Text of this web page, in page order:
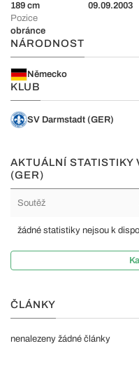
189 cm
09.09.2003
Pozice
obránce
NÁRODNOST
Německo
KLUB
SV Darmstadt (GER)
AKTUÁLNÍ STATISTIKY
(GER)
Soutěž
žádné statistiky nejsou k
ČLÁNKY
nenalezeny žádné články